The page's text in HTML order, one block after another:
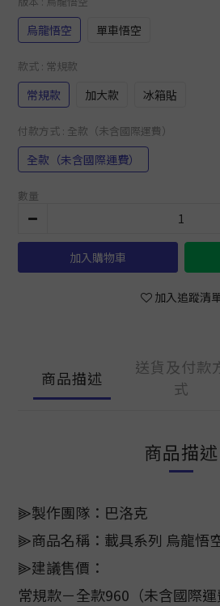
烏龍悟空 單車悟空
款式 : 常規款
常規款 加大款 冰箱貼
付款方式 : 全款（未含國際運費）
全款（未含國際運費）
數量
加入購物車
加入追蹤清
商品描述
送貨及付款
式
商品描述
⫸製作團隊：巴洛克
⫸商品名稱：載具系列 烏龍悟
⫸建議售價：
常規款－全款960（未含國際運